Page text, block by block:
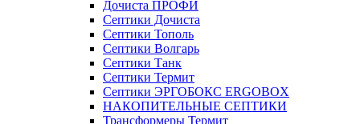
Дочиста ПРОФИ
Септики Дочиста
Септики Тополь
Септики Волгарь
Септики Танк
Септики Термит
Септики ЭРГОБОКС ERGOBOX
НАКОПИТЕЛЬНЫЕ СЕПТИКИ
Трансформеры Термит